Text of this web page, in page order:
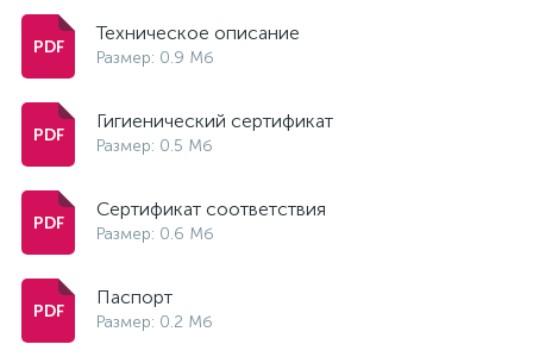
Техническое описание
Размер: 0.9 Мб
Гигиенический сертификат
Размер: 0.5 Мб
Сертификат соответствия
Размер: 0.6 Мб
Паспорт
Размер: 0.2 Мб